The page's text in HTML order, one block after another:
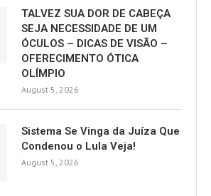
TALVEZ SUA DOR DE CABEÇA
SEJA NECESSIDADE DE UM
ÓCULOS – DICAS DE VISÃO –
OFERECIMENTO ÓTICA
OLÍMPIO
August 5, 2026
Sistema Se Vinga da Juíza Que
Condenou o Lula Veja!
August 5, 2026